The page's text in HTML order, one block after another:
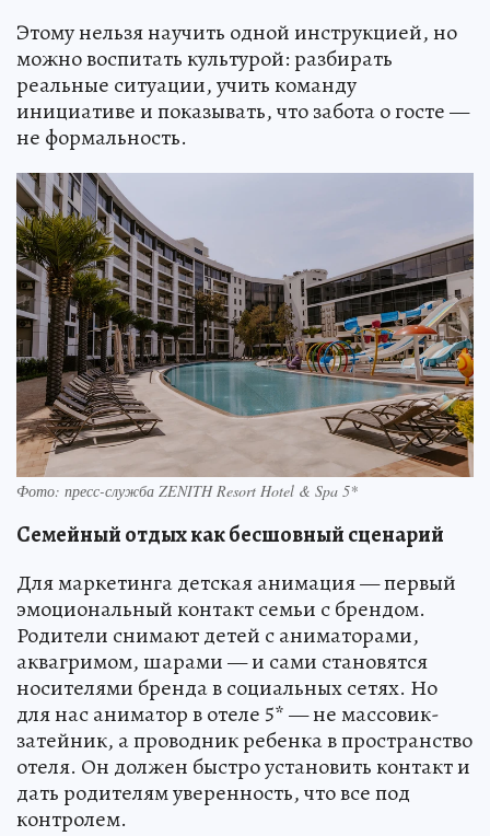
Этому нельзя научить одной инструкцией, но
можно воспитать культурой: разбирать
реальные ситуации, учить команду
инициативе и показывать, что забота о госте —
не формальность.
Фото: пресс-служба ZENITH Resort Hotel & Spa 5*
Семейный отдых как бесшовный сценарий
Для маркетинга детская анимация — первый
эмоциональный контакт семьи с брендом.
Родители снимают детей с аниматорами,
аквагримом, шарами — и сами становятся
носителями бренда в социальных сетях. Но
для нас аниматор в отеле 5* — не массовик-
затейник, а проводник ребенка в пространство
отеля. Он должен быстро установить контакт и
дать родителям уверенность, что все под
контролем.